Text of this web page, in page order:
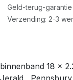
Geld-terug-
Verzending: 2-3
binnenband 18 x
Jerald ,